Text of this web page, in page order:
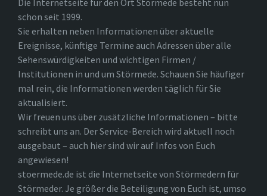
Die Internetseite für den Ort Störmede besteht nun
schon seit 1999.
Sie erhalten neben Informationen über aktuelle
Ereignisse, künftige Termine auch Adressen über alle
Sehenswürdigkeiten und wichtigen Firmen /
Institutionen in und um Störmede. Schauen Sie häufiger
mal rein, die Informationen werden täglich für Sie
aktualisiert.
Wir freuen uns über zusätzliche Informationen – bitte
schreibt uns an. Der Service-Bereich wird aktuell noch
ausgebaut – auch hier sind wir auf Infos von Euch
angewiesen!
stoermede.de ist die Internetseite von Störmedern für
Störmeder. Je größer die Beteiligung von Euch ist, umso